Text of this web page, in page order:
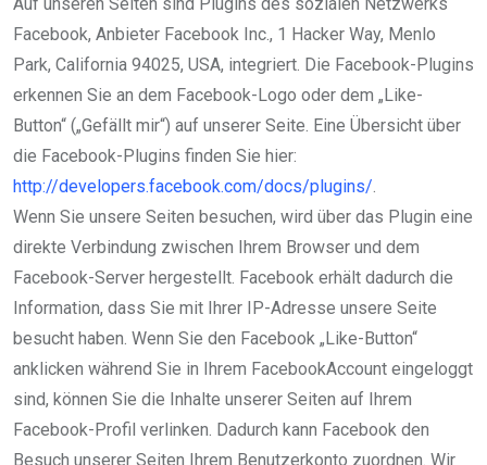
Facebook, Anbieter Facebook Inc., 1 Hacker Way, Menlo
Park, California 94025, USA, integriert. Die Facebook-Plugins
erkennen Sie an dem Facebook-Logo oder dem „Like-
Button“ („Gefällt mir“) auf unserer Seite. Eine Übersicht über
die Facebook-Plugins finden Sie hier:
http://developers.facebook.com/docs/plugins/.
Wenn Sie unsere Seiten besuchen, wird über das Plugin eine
direkte Verbindung zwischen Ihrem Browser und dem
Facebook-Server hergestellt. Facebook erhält dadurch die
Information, dass Sie mit Ihrer IP-Adresse unsere Seite
besucht haben. Wenn Sie den Facebook „Like-Button“
anklicken während Sie in Ihrem FacebookAccount eingeloggt
sind, können Sie die Inhalte unserer Seiten auf Ihrem
Facebook-Profil verlinken. Dadurch kann Facebook den
Besuch unserer Seiten Ihrem Benutzerkonto zuordnen. Wir